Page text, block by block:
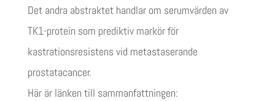
Det andra abstraktet handlar om serumvärden av
TK1-protein som prediktiv markör för
kastrationsresistens vid metastaserande
prostatacancer.
Här är länken till sammanfattningen: